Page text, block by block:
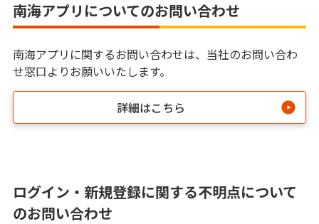
南海アプリについてのお問い合わせ
南海アプリに関するお問い合わせは、当社のお問い合わ
せ窓口よりお願いいたします。
詳細はこちら
ログイン・新規登録に関する不明点について
のお問い合わせ